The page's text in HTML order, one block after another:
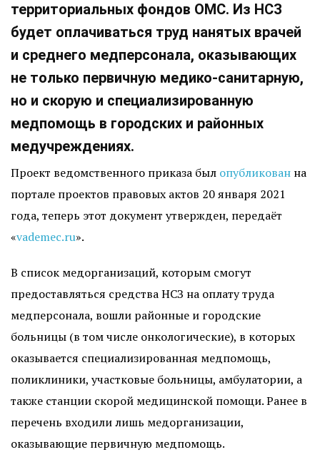
территориальных фондов ОМС. Из НСЗ
будет оплачиваться труд нанятых врачей
и среднего медперсонала, оказывающих
не только первичную медико-санитарную,
но и скорую и специализированную
медпомощь в городских и районных
медучреждениях.
Проект ведомственного приказа был опубликован на
портале проектов правовых актов 20 января 2021
года, теперь этот документ утвержден, передаёт
«vademec.ru».
В список медорганизаций, которым смогут
предоставляться средства НСЗ на оплату труда
медперсонала, вошли районные и городские
больницы (в том числе онкологические), в которых
оказывается специализированная медпомощь,
поликлиники, участковые больницы, амбулатории, а
также станции скорой медицинской помощи. Ранее в
перечень входили лишь медорганизации,
оказывающие первичную медпомощь.